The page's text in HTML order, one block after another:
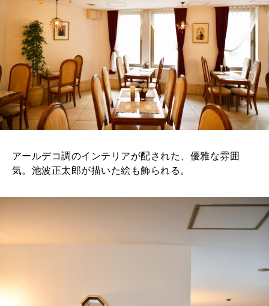
2026年5月号「“大好き”に出会いに。韓国」
2026年4月号「未来をつくる、学びの教科書。」
2026年3月号「スイーツ予想図 2026」
2026年2月号「良運を掴む 新・開運術。」
2026年1月号「猫がいれば、幸せ」
2025年12月号「お酒の新常識。」
FOLLOW US!
アールデコ調のインテリアが配された、優雅な雰囲
気。池波正太郎が描いた絵も飾られる。